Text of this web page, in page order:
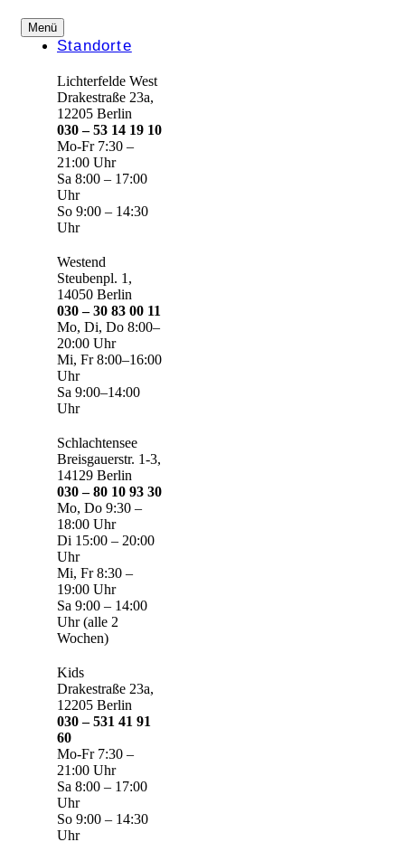
Menü
Standorte
Lichterfelde West
Drakestraße 23a,
12205 Berlin
030 – 53 14 19 10
Mo-Fr 7:30 –
21:00 Uhr
Sa 8:00 – 17:00
Uhr
So 9:00 – 14:30
Uhr
Westend
Steubenpl. 1,
14050 Berlin
030 – 30 83 00 11
Mo, Di, Do 8:00–
20:00 Uhr
Mi, Fr 8:00–16:00
Uhr
Sa 9:00–14:00
Uhr
Schlachtensee
Breisgauerstr. 1-3,
14129 Berlin
030 – 80 10 93 30
Mo, Do 9:30 –
18:00 Uhr
Di 15:00 – 20:00
Uhr
Mi, Fr 8:30 –
19:00 Uhr
Sa 9:00 – 14:00
Uhr (alle 2
Wochen)
Kids
Drakestraße 23a,
12205 Berlin
030 – 531 41 91
60
Mo-Fr 7:30 –
21:00 Uhr
Sa 8:00 – 17:00
Uhr
So 9:00 – 14:30
Uhr